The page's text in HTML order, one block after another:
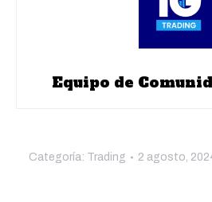
Equipo de
Categoría: Trading 2 agosto,